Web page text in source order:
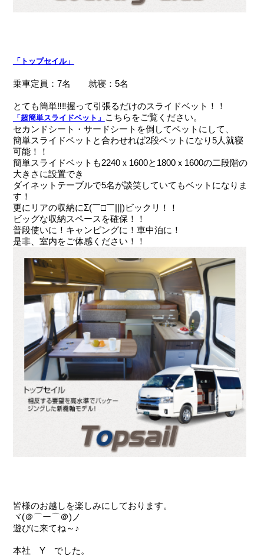
「トップセイル」
乗車定員：7名 就寝：5名
とても簡単‼‼握って引張るだけのスライドベット！！
「超簡単スライドベット」 こちらをご覧ください。
セカンドシート・サードシートを倒してベットにして、
簡単スライドベットと合わせれば2段ベットになり5人就寝
可能！！
簡単スライドベットも2240ｘ1600と1800ｘ1600の二段階の
大きさに設置でき
ダイネットテーブルで5名が談笑していてもベットになりま
す！
更にリアの収納にΣ(￣□￣|||)ビックリ！！
ビッグな収納スペースを確保！！
普段使いに！キャンピングに！車中泊に！
是非、室内をご体感ください！！
皆様のお越しを楽しみにしております。
ヾ(＠⌒ー⌒＠)ノ
遊びに来てね～♪
本社 Y でした。